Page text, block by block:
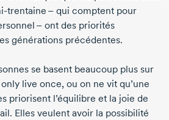
trentaine – qui comptent pour
– ont des priorités
générations précédentes.
se basent beaucoup plus sur
live once, ou on ne vit qu’une
priorisent l’équilibre et la joie de
Elles veulent avoir la possibilité